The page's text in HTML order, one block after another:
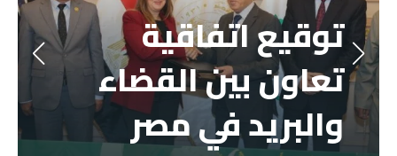
توقيع اتفاقية
تعاون بين القضاء
والبريد في مصر